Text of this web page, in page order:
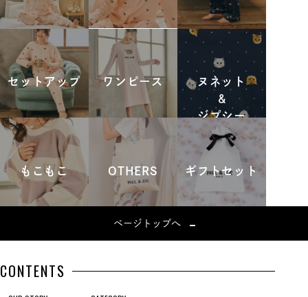
セットアップ ワンピース
ヌネット
&
ジプシー
もこもこ OTHERS ギフトセット
ページトップへ
CONTENTS